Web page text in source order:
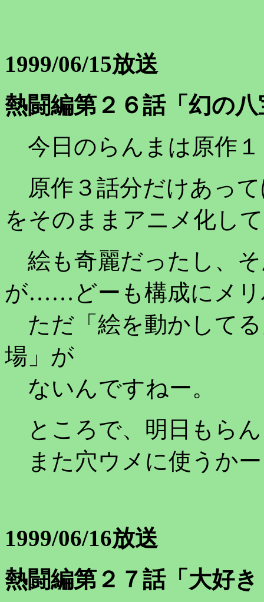
1999/06/15放送
熱闘編第２６話「幻の
今日のらんまは原作
原作３話分だけあっ
をそのままアニメ化し
絵も奇麗だったし、
が……どーも構成にメリ
ただ「絵を動かして
場」が
ないんですねー。
ところで、明日もら
また穴ウメに使うか
1999/06/16放送
熱闘編第２７話「大好